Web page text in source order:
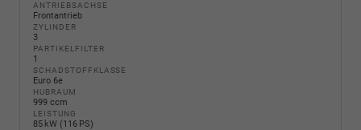
ANTRIEBSACHSE
Frontantrieb
ZYLINDER
3
PARTIKELFILTER
1
SCHADSTOFFKLASSE
Euro 6e
HUBRAUM
999 ccm
LEISTUNG
85 kW (116 PS)